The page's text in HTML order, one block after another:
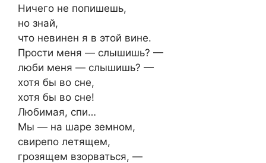
Ничего не попишешь,
но знай,
что невинен я в этой вине.
Прости меня — слышишь? —
люби меня — слышишь? —
хотя бы во сне,
хотя бы во сне!
Любимая, спи…
Мы — на шаре земном,
свирепо летящем,
грозящем взорваться, —